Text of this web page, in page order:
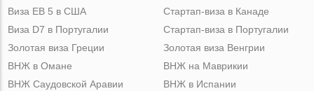
Виза ЕВ 5 в США
Виза D7 в Португалии
Золотая виза Греции
Стартап-виза в Канаде
Стартап-виза в Португалии
Золотая виза Венгрии
ВНЖ в Омане
ВНЖ Саудовской Аравии
ВНЖ на Маврикии
ВНЖ в Испании